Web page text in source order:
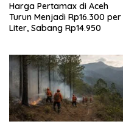
Harga Pertamax di Aceh
Turun Menjadi Rp16.300 per
Liter, Sabang Rp14.950